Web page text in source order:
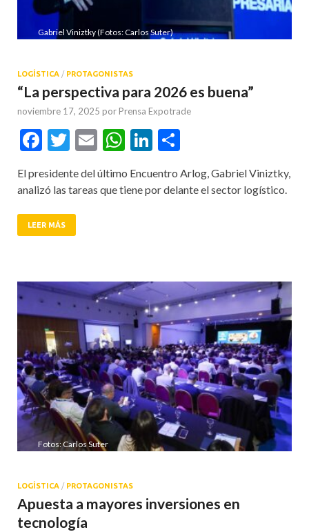
Gabriel Viniztky (Fotos: Carlos Suter)
LOGÍSTICA / PROTAGONISTAS
“La perspectiva para 2026 es buena”
noviembre 17, 2025 por Prensa Expotrade
Facebook
Twitter
EmailWhatsApp
LinkedIn
El presidente del último Encuentro Arlog, Gabriel Viniztky,
analizó las tareas que tiene por delante el sector logístico.
LEER MÁS
Fotos: Carlos Suter
LOGÍSTICA / PROTAGONISTAS
Apuesta a mayores inversiones en
tecnología